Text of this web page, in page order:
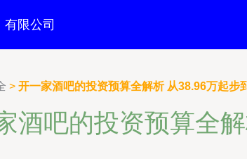
限公司
> 开一家酒吧的投资预算全解析 从38.96万起步
酒吧的投资预算全